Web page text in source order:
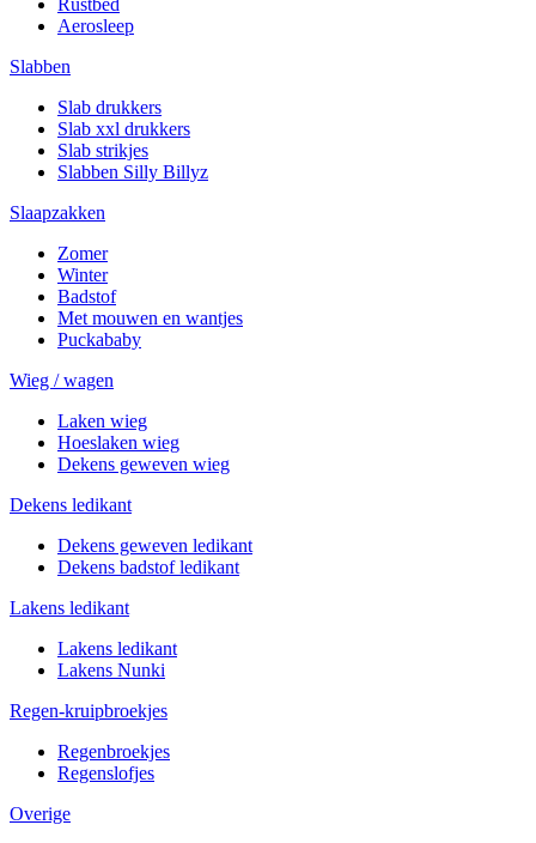
Rustbed
Aerosleep
Slabben
Slab drukkers
Slab xxl drukkers
Slab strikjes
Slabben Silly Billyz
Slaapzakken
Zomer
Winter
Badstof
Met mouwen en wantjes
Puckababy
Wieg / wagen
Laken wieg
Hoeslaken wieg
Dekens geweven wieg
Dekens ledikant
Dekens geweven ledikant
Dekens badstof ledikant
Lakens ledikant
Lakens ledikant
Lakens Nunki
Regen-kruipbroekjes
Regenbroekjes
Regenslofjes
Overige